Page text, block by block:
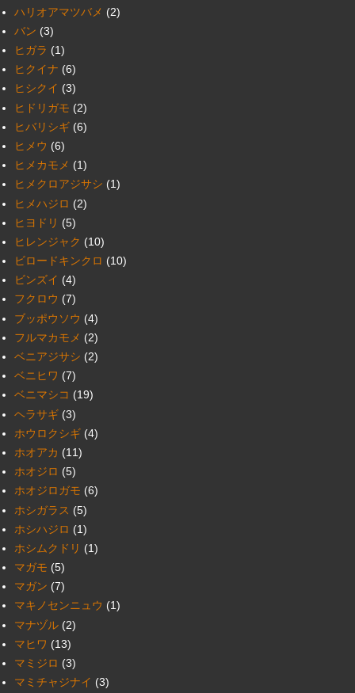
ハリオアマツバメ (2)
バン (3)
ヒガラ (1)
ヒクイナ (6)
ヒシクイ (3)
ヒドリガモ (2)
ヒバリシギ (6)
ヒメウ (6)
ヒメカモメ (1)
ヒメクロアジサシ (1)
ヒメハジロ (2)
ヒヨドリ (5)
ヒレンジャク (10)
ビロードキンクロ (10)
ビンズイ (4)
フクロウ (7)
ブッポウソウ (4)
フルマカモメ (2)
ベニアジサシ (2)
ベニヒワ (7)
ベニマシコ (19)
ヘラサギ (3)
ホウロクシギ (4)
ホオアカ (11)
ホオジロ (5)
ホオジロガモ (6)
ホシガラス (5)
ホシハジロ (1)
ホシムクドリ (1)
マガモ (5)
マガン (7)
マキノセンニュウ (1)
マナヅル (2)
マヒワ (13)
マミジロ (3)
マミチャジナイ (3)